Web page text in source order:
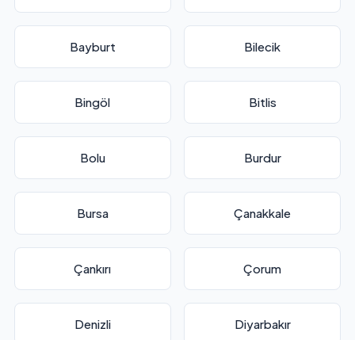
Bayburt Bilecik
Bingöl Bitlis
Bolu Burdur
Bursa Çanakkale
Çankırı Çorum
Denizli Diyarbakır